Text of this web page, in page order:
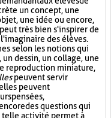
un concept, une
une idée ou encore,
très bien s'inspirer de
des élèves.
selon les notions qui
dessin, un collage, une
reproduction miniature,
peuvent servir
peuvent
pensées,
des questions qui
telle activité permet à